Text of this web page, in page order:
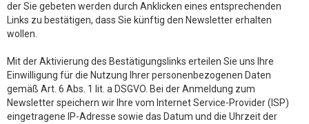
der Sie gebeten werden durch Anklicken eines entsprechenden
Links zu bestätigen, dass Sie künftig den Newsletter erhalten
wollen.
Mit der Aktivierung des Bestätigungslinks erteilen Sie uns Ihre
Einwilligung für die Nutzung Ihrer personenbezogenen Daten
gemäß Art. 6 Abs. 1 lit. a DSGVO. Bei der Anmeldung zum
Newsletter speichern wir Ihre vom Internet Service-Provider (ISP)
eingetragene IP-Adresse sowie das Datum und die Uhrzeit der